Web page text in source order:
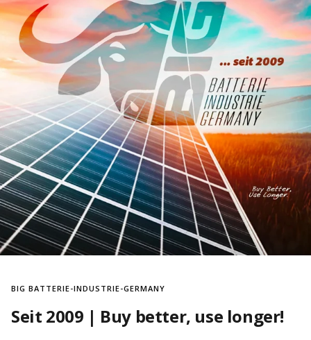
BIG BATTERIE-INDUSTRIE-GERMANY
Seit 2009 | Buy better, use longer!